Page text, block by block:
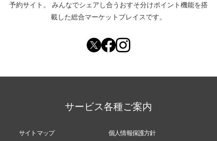
予約サイト。
みんなでシェアし合う おすそ分けポイント機能を搭
載した総合マーケットプレイスです。
サービス各種ご案内
サイトマップ 個人情報保護方針